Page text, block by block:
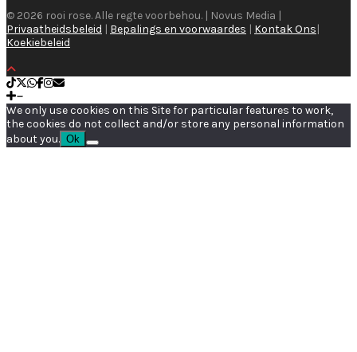
© 2026 rooi rose. Alle regte voorbehou. | Novus Media |
Privaatheidsbeleid | Bepalings en voorwaardes | Kontak Ons|
Koekiebeleid
We only use cookies on this Site for particular features to work,
the cookies do not collect and/or store any personal information
about you. Ok